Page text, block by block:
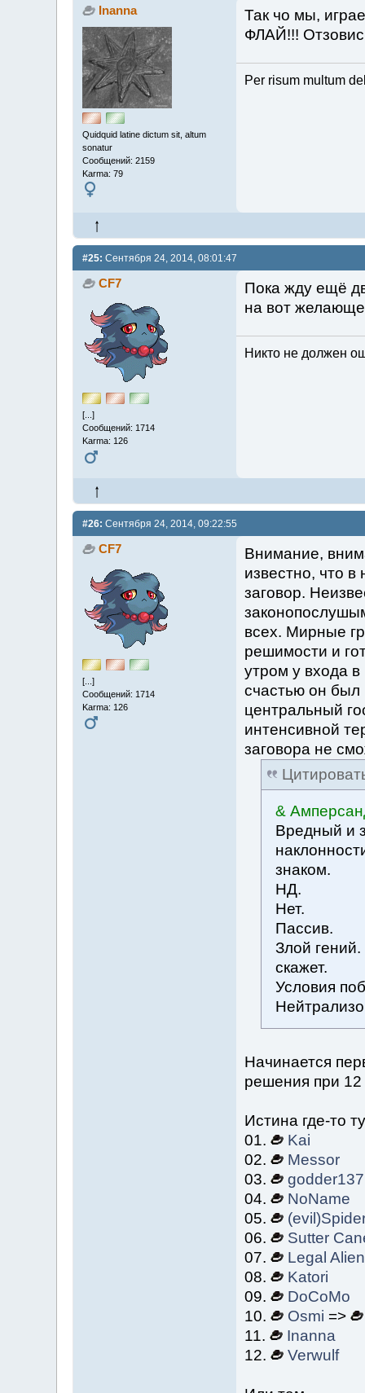
Inanna
Quidquid latine dictum sit, altum
sonatur
Сообщений: 2159
Karma: 79
Так чо мы,
ФЛАЙ!!!
Per risum multum
#25: Сентября 24, 2014, 08:01:47
CF7
[...]
Сообщений: 1714
Karma: 126
Пока жду ещё
на вот
Никто не должен
#26: Сентября 24, 2014, 09:22:55
CF7
[...]
Сообщений: 1714
Karma: 126
Внимание,
известно, что
заговор.
всех. Мирные
решимости и
утром у входа
счастью он был
центральный
интенсивной
заговора не
&
Вредный и
знаком.
НД.
Нет.
Пассив.
Злой
скажет.
Условия
Начинается
решения при 12
Истина где-то
01.
Kai
02.
Messor
03.
godder137
04.
NoName
05.
06.
Sutter
07.
Legal Alien
08.
Katori
09.
DoCoMo
10.
Osmi =>
11.
Inanna
12.
Verwulf